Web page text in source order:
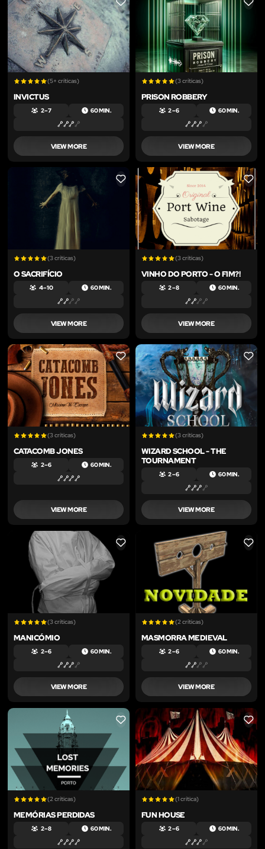
LIKE
(5+ críticas)
INVICTUS
2 – 7 60 MIN.
VIEW MORE
LIKE
(3 críticas)
PRISON ROBBERY
2 – 6 60 MIN.
VIEW MORE
LIKE
(3 críticas)
O SACRIFÍCIO
4 – 10 60 MIN.
VIEW MORE
LIKE
(3 críticas)
VINHO DO PORTO - O FIM?!
2 – 8 60 MIN.
VIEW MORE
LIKE
(3 críticas)
CATACOMB JONES
2 – 6 60 MIN.
VIEW MORE
LIKE
(3 críticas)
WIZARD SCHOOL - THE
TOURNAMENT
2 – 6 60 MIN.
VIEW MORE
LIKE
(3 críticas)
MANICÓMIO
2 – 6 60 MIN.
VIEW MORE
LIKE
(2 críticas)
MASMORRA MEDIEVAL
2 – 6 60 MIN.
VIEW MORE
LIKE
(2 críticas)
MEMÓRIAS PERDIDAS
2 – 8 60 MIN.
LIKE
(1 crítica)
FUN HOUSE
2 – 6 60 MIN.